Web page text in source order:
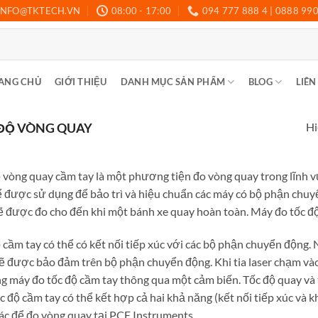
08:00 - 17:00 094 777 888 4 | 0888
CHỦ GIỚI THIỆU DANH MỤC SẢN PHẨM BLOG
VÒNG QUAY
quay cầm tay là một phương tiện đo vòng quay trong lĩnh
được sử dụng để bảo trì và hiệu chuẩn các máy có bộ phận
được đo cho đến khi một bánh xe quay hoàn toàn. Máy đo tốc
tay có thể có kết nối tiếp xúc với các bộ phận chuyển
được bảo đảm trên bộ phận chuyển động. Khi tia laser chạm
máy đo tốc độ cầm tay thông qua một cảm biến. Tốc độ quay
độ cầm tay có thể kết hợp cả hai khả năng (kết nối tiếp xúc và
để đo vòng quay tại PCE Instruments.